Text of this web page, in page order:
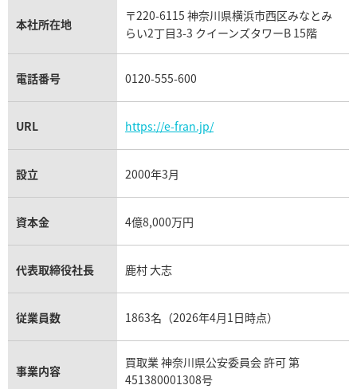
パネライ買取
チューダー（チュードル）買取
本社所在地
〒220-6115 神奈川県横浜市西区みなとみ
らい2丁目3-3 クイーンズタワーB 15階
電話番号 0120-555-600
URL https://e-fran.jp/
設立 2000年3月
資本金 4億8,000万円
代表取締役社長 鹿村 大志
従業員数 1863名（2026年4月1日時点）
事業内容
買取業 神奈川県公安委員会 許可 第
451380001308号